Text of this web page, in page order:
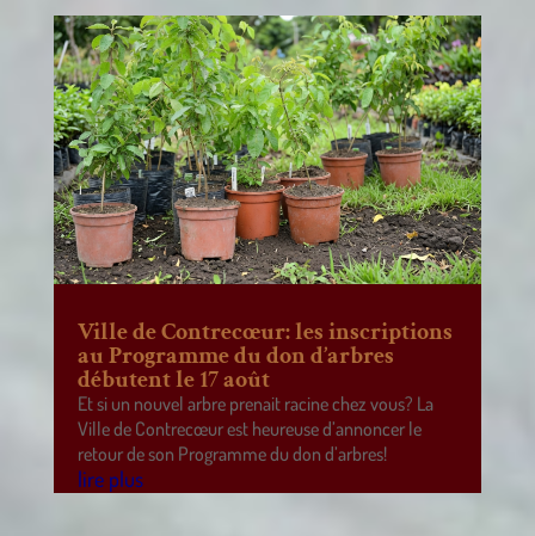
Ville de Contrecœur: les inscriptions
au Programme du don d’arbres
débutent le 17 août
Et si un nouvel arbre prenait racine chez vous? La
Ville de Contrecœur est heureuse d’annoncer le
retour de son Programme du don d’arbres!
lire plus